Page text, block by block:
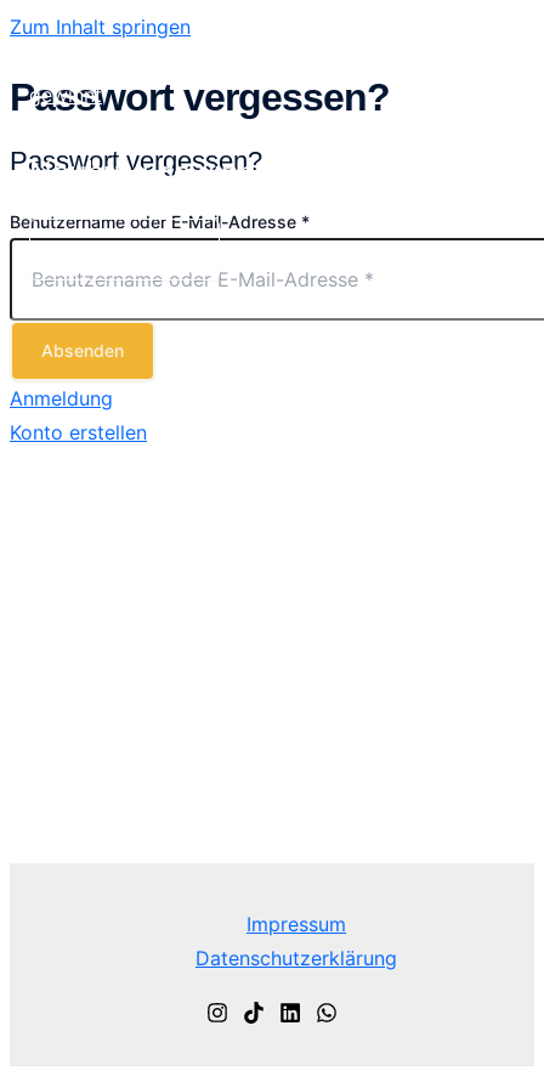
Zum Inhalt springen
Neuburg gewinnt
Passwort vergessen?
Passwort vergessen?
Benutzername oder E-Mail-Adresse *
Absenden
Anmeldung
Konto erstellen
Impressum
Datenschutzerklärung